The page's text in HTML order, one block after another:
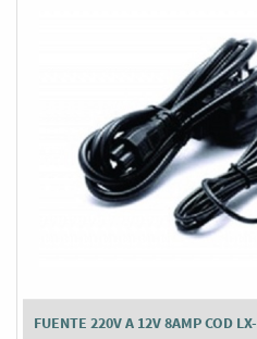
FUENTE 220V A 12V 8AMP COD